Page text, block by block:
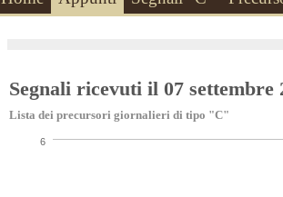
Segnali ricevuti il 07 settembre
Lista dei precursori giornalieri di tipo "C"
6